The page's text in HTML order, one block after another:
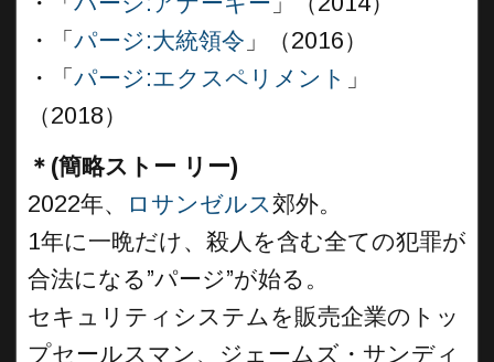
・「 パージ:大統領令 」（2016）
・「 パージ:エクスペリメント 」
（2018）
＊(簡略ストー リー)
2022年、
ロサンゼルス郊外。
1年に一晩だけ、殺人を含む全ての犯罪が
合法になる”パージ”が始る。
セキュリティシステムを販売企業のトッ
プセールスマン、ジェームズ・サンディ